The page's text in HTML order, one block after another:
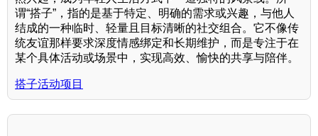
谓“搭子”，指的是基于特定、明确的需求或兴趣，与他人
结成的一种临时、轻量且目标清晰的社交组合。它不像传
统友谊那样要求深度情感绑定和长期维护，而是专注于在
某个具体活动或场景中，实现高效、愉快的共享与陪伴。
搭子活动项目